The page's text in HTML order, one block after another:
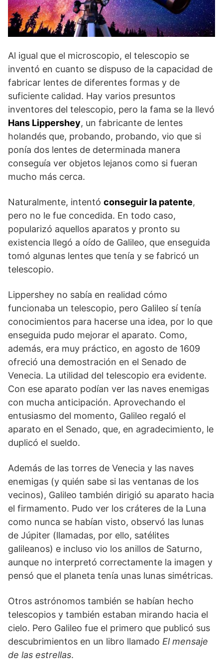
Al igual que el microscopio, el telescopio se
inventó en cuanto se dispuso de la capacidad de
fabricar lentes de diferentes formas y de
suficiente calidad. Hay varios presuntos
inventores del telescopio, pero la fama se la llevó
Hans Lippershey, un fabricante de lentes
holandés que, probando, probando, vio que si
ponía dos lentes de determinada manera
conseguía ver objetos lejanos como si fueran
mucho más cerca.
Naturalmente, intentó conseguir la patente,
pero no le fue concedida. En todo caso,
popularizó aquellos aparatos y pronto su
existencia llegó a oído de Galileo, que enseguida
tomó algunas lentes que tenía y se fabricó un
telescopio.
Lippershey no sabía en realidad cómo
funcionaba un telescopio, pero Galileo sí tenía
conocimientos para hacerse una idea, por lo que
enseguida pudo mejorar el aparato. Como,
además, era muy práctico, en agosto de 1609
ofreció una demostración en el Senado de
Venecia. La utilidad del telescopio era evidente.
Con ese aparato podían ver las naves enemigas
con mucha anticipación. Aprovechando el
entusiasmo del momento, Galileo regaló el
aparato en el Senado, que, en agradecimiento, le
duplicó el sueldo.
Además de las torres de Venecia y las naves
enemigas (y quién sabe si las ventanas de los
vecinos), Galileo también dirigió su aparato hacia
el firmamento. Pudo ver los cráteres de la Luna
como nunca se habían visto, observó las lunas
de Júpiter (llamadas, por ello, satélites
galileanos) e incluso vio los anillos de Saturno,
aunque no interpretó correctamente la imagen y
pensó que el planeta tenía unas lunas simétricas.
Otros astrónomos también se habían hecho
telescopios y también estaban mirando hacia el
cielo. Pero Galileo fue el primero que publicó sus
descubrimientos en un libro llamado El mensaje
de las estrellas.